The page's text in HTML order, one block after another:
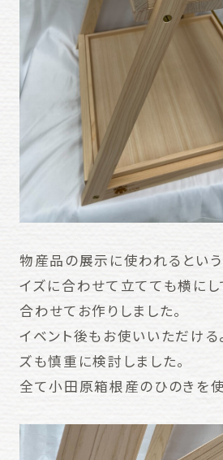
物産品の展示に使われるという
イズに合わせて立てても横にし
合わせてお作りしました。
イベント後もお使いいただける
ズも慎重に検討しました。
全て小田原箱根産のひのきを使